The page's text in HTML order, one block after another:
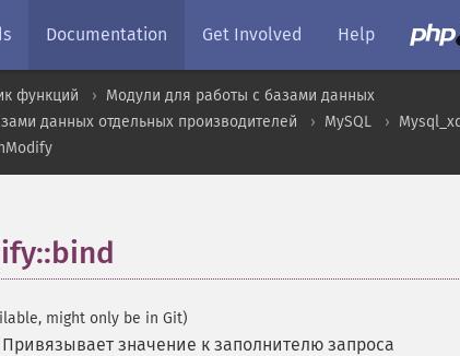
Documentation Get Involved Help
функций
Модули для работы с базами данных
данных отдельных производителей
MySQL
might only be in Git)
Привязывает значение к заполнителю запроса